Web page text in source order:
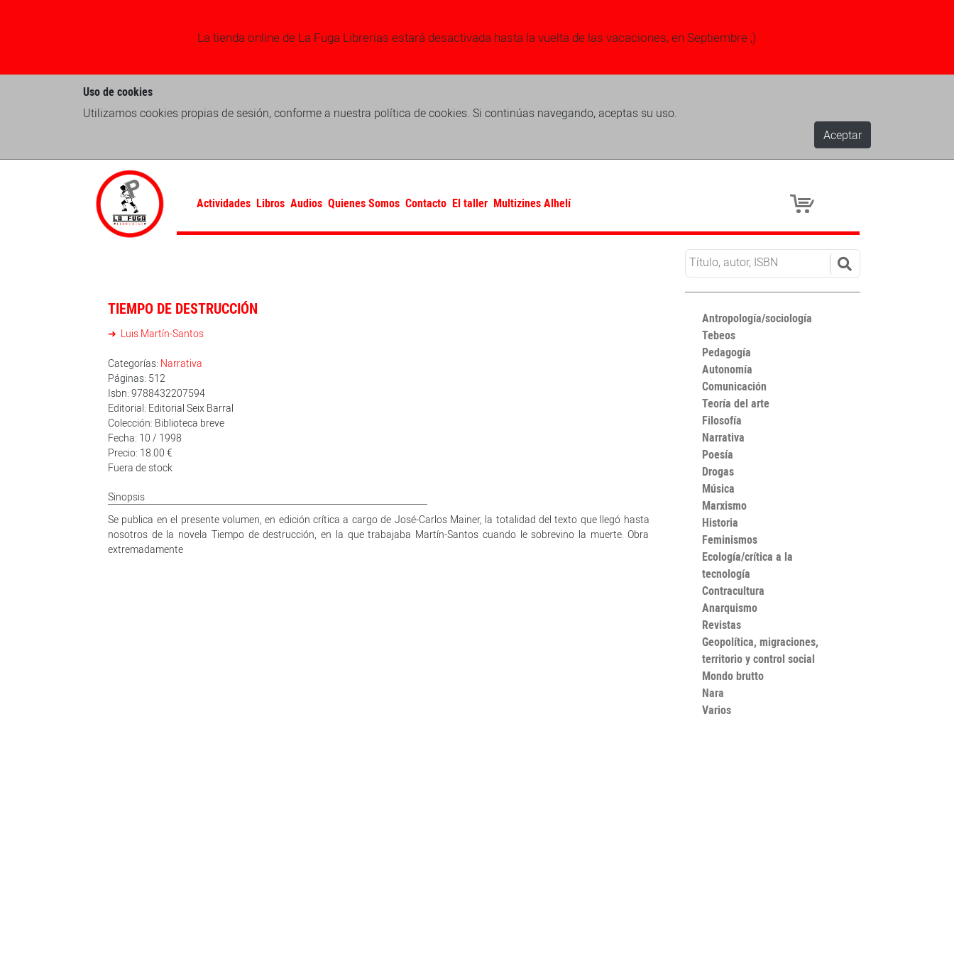
La tienda online de La Fuga Librerias estará desactivada hasta la vuelta de las vacaciones, en Septiembre ;)
Uso de cookies
Utilizamos cookies propias de sesión, conforme a nuestra política de cookies. Si continúas navegando, aceptas su uso.
Aceptar
Actividades Libros Audios Quienes Somos Contacto El taller Multizines Alhelí
TIEMPO DE DESTRUCCIÓN
Luis Martín-Santos
Categorías: Narrativa
Páginas: 512
Isbn: 9788432207594
Editorial: Editorial Seix Barral
Colección: Biblioteca breve
Fecha: 10 / 1998
Precio: 18.00 €
Fuera de stock
Sinopsis
Se publica en el presente volumen, en edición crítica a cargo de José-Carlos Mainer, la totalidad del texto que llegó hasta
nosotros de la novela Tiempo de destrucción, en la que trabajaba Martín-Santos cuando le sobrevino la muerte. Obra
extremadamente
Antropología/sociología
Tebeos
Pedagogía
Autonomía
Comunicación
Teoría del arte
Filosofía
Narrativa
Poesía
Drogas
Música
Marxismo
Historia
Feminismos
Ecología/crítica a la
tecnología
Contracultura
Anarquismo
Revistas
Geopolítica, migraciones,
territorio y control social
Mondo brutto
Nara
Varios